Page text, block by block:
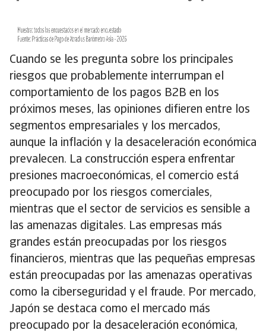
Cuando se les pregunta sobre los principales
riesgos que probablemente interrumpan el
comportamiento de los pagos B2B en los
próximos meses, las opiniones difieren entre los
segmentos empresariales y los mercados,
aunque la inflación y la desaceleración económica
prevalecen. La construcción espera enfrentar
presiones macroeconómicas, el comercio está
preocupado por los riesgos comerciales,
mientras que el sector de servicios es sensible a
las amenazas digitales. Las empresas más
grandes están preocupadas por los riesgos
financieros, mientras que las pequeñas empresas
están preocupadas por las amenazas operativas
como la ciberseguridad y el fraude. Por mercado,
Japón se destaca como el mercado más
preocupado por la desaceleración económica,